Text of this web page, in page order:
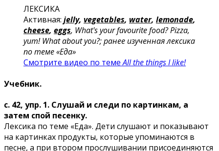
ЛЕКСИКА
Активная: jelly, vegetables, water, lemonade,
cheese, eggs, What's your favourite food? Pizza,
yum! What about you?; ранее изученная лексика
по теме «Еда»
Смотрите видео по темеAll the things I like!
Учебник.
с. 42, упр. 1. Слушай и следи по картинкам, а
затем спой песенку.
Лексика по теме «Еда». Дети слушают и показывают
на картинках продукты, которые упоминаются в
песне, а при втором прослушивании присоединяются